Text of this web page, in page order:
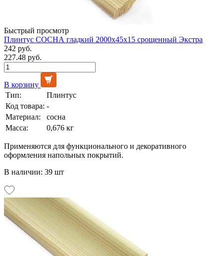
Быстрый просмотр
Плинтус СОСНА гладкий 2000х45х15 срощенный Экстра
242 руб.
227.48 руб.
В корзину
Тип:
Плинтус
Код товара: -
Материал:
сосна
Масса:
0,676 кг
Применяются для функционального и декоративного
оформления напольных покрытий.
В наличии: 39 шт